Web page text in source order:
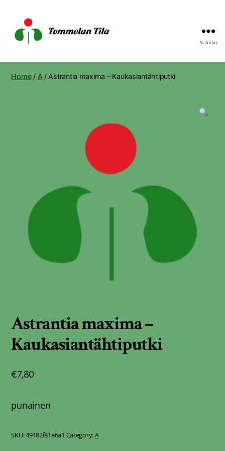
Tila
Valikko
Home/ A / Astrantia maxima – Kaukasiantähtiputki
Astrantia maxima –
Kaukasiantähtiputki
€7,80
punainen
SKU:49182f81e6a1 Category:A